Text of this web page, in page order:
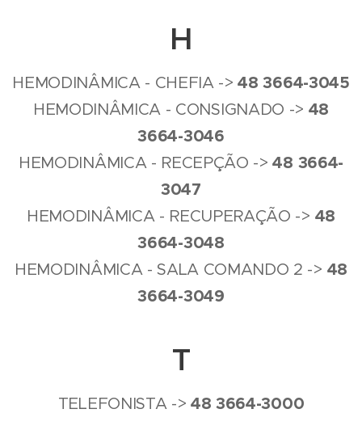
H
HEMODINÂMICA - CHEFIA ->483664-3045
HEMODINÂMICA - CONSIGNADO -> 48
3664-3046
HEMODINÂMICA - RECEPÇÃO -> 48 3664-
3047
HEMODINÂMICA - RECUPERAÇÃO -> 48
3664-3048
HEMODINÂMICA - SALA COMANDO 2 -> 48
3664-3049
T
TELEFONISTA -> 483664-3000